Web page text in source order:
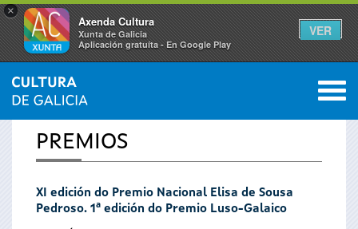
×
Axenda Cultura
Xunta de Galicia
Aplicación gratuíta - En Google Play
VER
Vostede
está
aquí
INICIO 0
PREMIOS
XI edición do Premio Nacional Elisa de Sousa
Pedroso. 1ª edición do Premio Luso-Galaico